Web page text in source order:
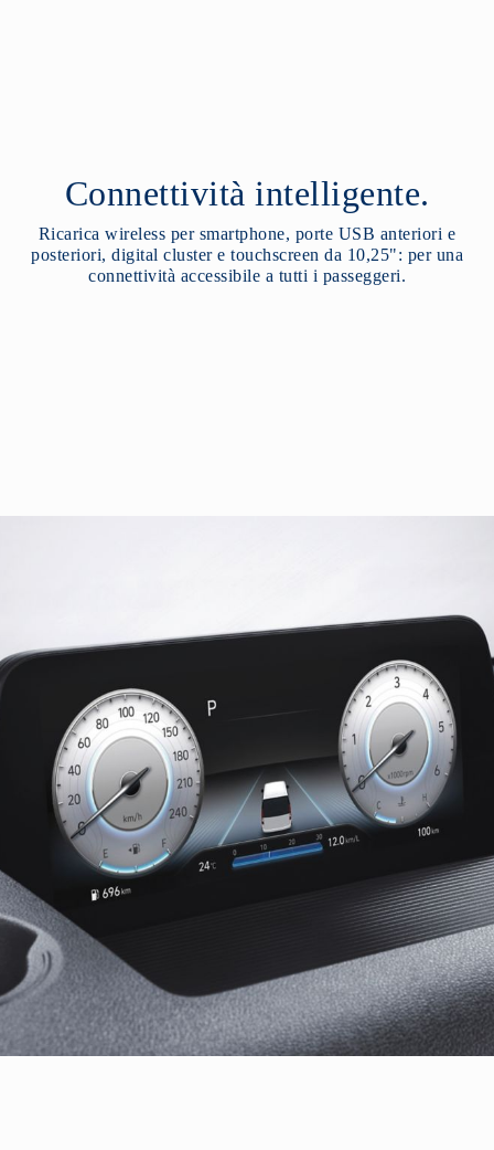
Connettività intelligente.
Ricarica wireless per smartphone, porte USB anteriori e
posteriori, digital cluster e touchscreen da 10,25": per una
connettività accessibile a tutti i passeggeri.